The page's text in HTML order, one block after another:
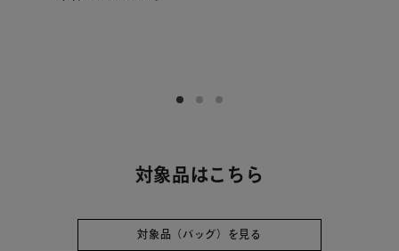
対象品はこちら
対象品（バッグ）を見る